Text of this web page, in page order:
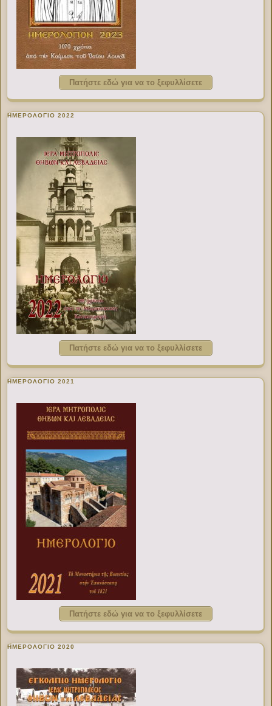
Πατήστε εδώ για να το ξεφυλλίσετε
ΗΜΕΡΟΛΟΓΙΟ 2022
Πατήστε εδώ για να το ξεφυλλίσετε
ΗΜΕΡΟΛΟΓΙΟ 2021
Πατήστε εδώ για να το ξεφυλλίσετε
ΗΜΕΡΟΛΟΓΙΟ 2020